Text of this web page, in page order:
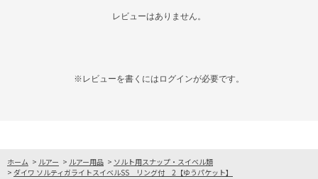
レビューはありません。
※レビューを書くには ログインが必要です。
ホーム > ルアー > ルアー用品 > ソルト用スナップ・スイベル類
> ダイワ ソルティガライトスイベルSS リング付 2【ゆうパケット】